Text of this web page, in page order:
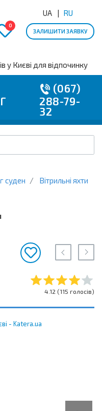
0
UA RU
ЗАЛИШИТИ ЗАЯВКУ
у Києві для відпочинку
(067)
288-79-
32
суден
Вітрильні яхти
4.12 (115 голосів)